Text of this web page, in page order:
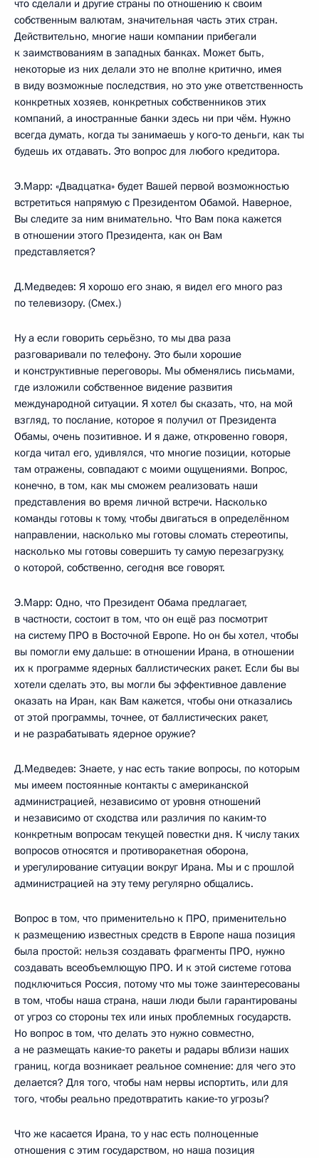
что сделали и другие страны по отношению к своим
собственным валютам, значительная часть этих стран.
Действительно, многие наши компании прибегали
к заимствованиям в западных банках. Может быть,
некоторые из них делали это не вполне критично, имея
в виду возможные последствия, но это уже ответственность
конкретных хозяев, конкретных собственников этих
компаний, а иностранные банки здесь ни при чём. Нужно
всегда думать, когда ты занимаешь у кого‑то деньги, как ты
будешь их отдавать. Это вопрос для любого кредитора.
Э.Марр: «Двадцатка» будет Вашей первой возможностью
встретиться напрямую с Президентом Обамой. Наверное,
Вы следите за ним внимательно. Что Вам пока кажется
в отношении этого Президента, как он Вам
представляется?
Д.Медведев: Я хорошо его знаю, я видел его много раз
по телевизору. (Смех.)
Ну а если говорить серьёзно, то мы два раза
разговаривали по телефону. Это были хорошие
и конструктивные переговоры. Мы обменялись письмами,
где изложили собственное видение развития
международной ситуации. Я хотел бы сказать, что, на мой
взгляд, то послание, которое я получил от Президента
Обамы, очень позитивное. И я даже, откровенно говоря,
когда читал его, удивлялся, что многие позиции, которые
там отражены, совпадают с моими ощущениями. Вопрос,
конечно, в том, как мы сможем реализовать наши
представления во время личной встречи. Насколько
команды готовы к тому, чтобы двигаться в определённом
направлении, насколько мы готовы сломать стереотипы,
насколько мы готовы совершить ту самую перезагрузку,
о которой, собственно, сегодня все говорят.
Э.Марр: Одно, что Президент Обама предлагает,
в частности, состоит в том, что он ещё раз посмотрит
на систему ПРО в Восточной Европе. Но он бы хотел, чтобы
вы помогли ему дальше: в отношении Ирана, в отношении
их к программе ядерных баллистических ракет. Если бы вы
хотели сделать это, вы могли бы эффективное давление
оказать на Иран, как Вам кажется, чтобы они отказались
от этой программы, точнее, от баллистических ракет,
и не разрабатывать ядерное оружие?
Д.Медведев: Знаете, у нас есть такие вопросы, по которым
мы имеем постоянные контакты с американской
администрацией, независимо от уровня отношений
и независимо от сходства или различия по каким‑то
конкретным вопросам текущей повестки дня. К числу таких
вопросов относятся и противоракетная оборона,
и урегулирование ситуации вокруг Ирана. Мы и с прошлой
администрацией на эту тему регулярно общались.
Вопрос в том, что применительно к ПРО, применительно
к размещению известных средств в Европе наша позиция
была простой: нельзя создавать фрагменты ПРО, нужно
создавать всеобъемлющую ПРО. И к этой системе готова
подключиться Россия, потому что мы тоже заинтересованы
в том, чтобы наша страна, наши люди были гарантированы
от угроз со стороны тех или иных проблемных государств.
Но вопрос в том, что делать это нужно совместно,
а не размещать какие‑то ракеты и радары вблизи наших
границ, когда возникает реальное сомнение: для чего это
делается? Для того, чтобы нам нервы испортить, или для
того, чтобы реально предотвратить какие‑то угрозы?
Что же касается Ирана, то у нас есть полноценные
отношения с этим государством, но наша позиция